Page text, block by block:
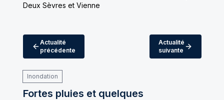
Deux Sèvres et Vienne
Actualité
précédente
Actualité
suivante
Inondation
Fortes pluies et quelques